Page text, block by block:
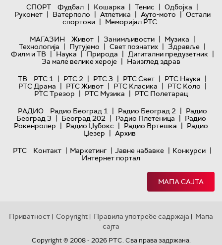
СПОРТ
Фудбал | Кошарка | Тенис | Одбојка |
Рукомет | Ватерполо | Атлетика | Ауто-мото | Остали
спортови | Меморијал РТС
МАГАЗИН
Живот | Занимљивости | Музика |
Технологијa | Путујемо | Свет познатих | Здравље |
Филм и ТВ | Наука | Природа | Дигитални предузетник |
За мале велике хероје | Наизглед здрав
ТВ
РТС 1 | РТС 2 | РТС 3 | РТС Свет | РТС Наука |
РТС Драма | РТС Живот | РТС Класика | РТС Коло |
РТС Трезор | РТС Музика | РТС Полетарац
РАДИО
Радио Београд 1 | Радио Београд 2 | Радио
Београд 3 | Београд 202 | Радио Плетеница | Радио
Рокенролер | Радио Џубокс | Радио Вртешка | Радио
Џезер | Архив
РТС
Контакт | Маркетинг | Јавне набавке | Конкурси |
Интернет портал
МАПА САЈТА
Приватност | Copyright | Правила употребе садржаја | Мапа
сајта
Copyright © 2008 - 2026 РТС. Сва права задржана.